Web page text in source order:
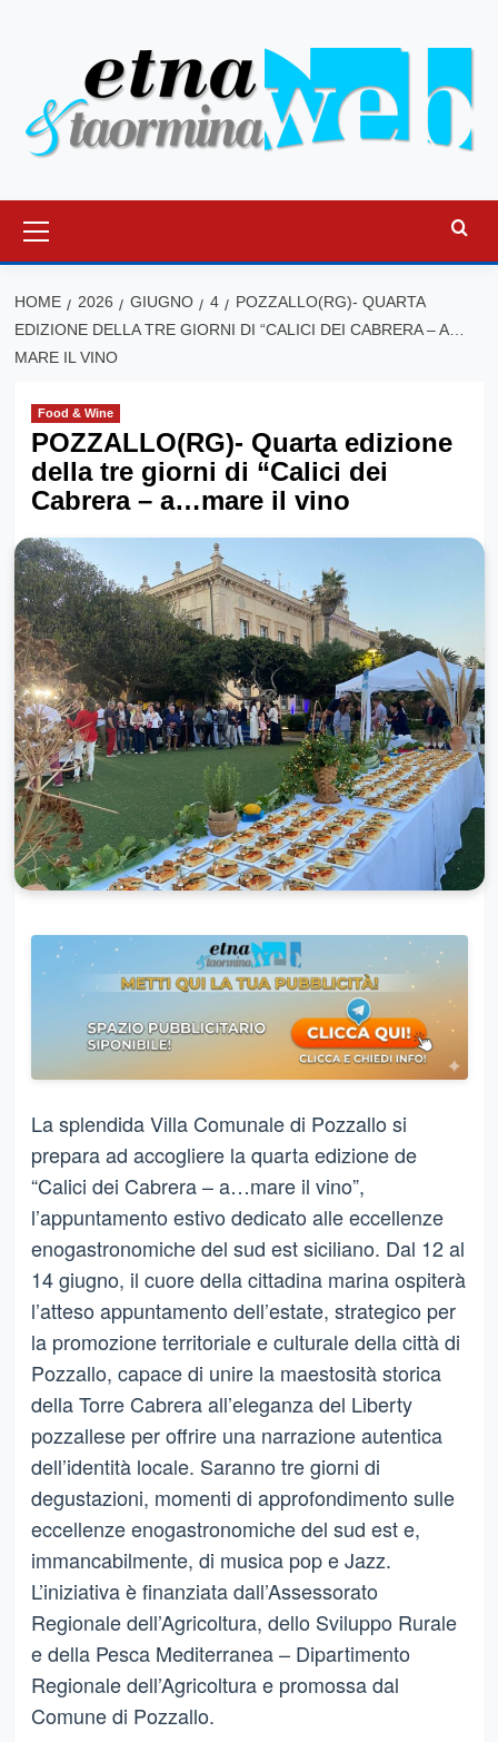
principale
HOME 2026 GIUGNO 4
POZZALLO(RG)- QUARTA
EDIZIONE DELLA TRE GIORNI DI “CALICI DEI CABRERA – A…
MARE IL VINO
Food & Wine
POZZALLO(RG)- Quarta edizione
della tre giorni di “Calici dei
Cabrera – a…mare il vino
La splendida Villa Comunale di Pozzallo si
prepara ad accogliere la quarta edizione de
“Calici dei Cabrera – a…mare il vino”,
l’appuntamento estivo dedicato alle eccellenze
enogastronomiche del sud est siciliano. Dal 12 al
14 giugno, il cuore della cittadina marina ospiterà
l’atteso appuntamento dell’estate, strategico per
la promozione territoriale e culturale della città di
Pozzallo, capace di unire la maestosità storica
della Torre Cabrera all’eleganza del Liberty
pozzallese per offrire una narrazione autentica
dell’identità locale. Saranno tre giorni di
degustazioni, momenti di approfondimento sulle
eccellenze enogastronomiche del sud est e,
immancabilmente, di musica pop e Jazz.
L’iniziativa è finanziata dall’Assessorato
Regionale dell’Agricoltura, dello Sviluppo Rurale
e della Pesca Mediterranea – Dipartimento
Regionale dell’Agricoltura e promossa dal
Comune di Pozzallo.